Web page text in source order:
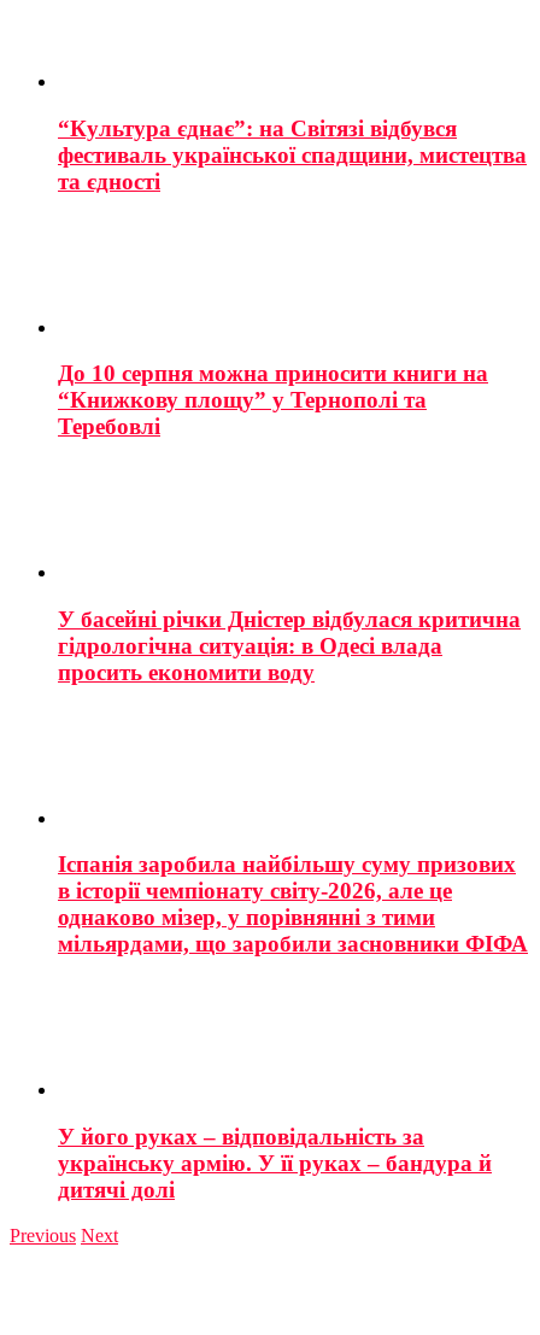
“Культура єднає”: на Світязі відбувся
фестиваль української спадщини, мистецтва
та єдності
До 10 серпня можна приносити книги на
“Книжкову площу” у Тернополі та
Теребовлі
У басейні річки Дністер відбулася критична
гідрологічна ситуація: в Одесі влада
просить економити воду
Іспанія заробила найбільшу суму призових
в історії чемпіонату світу-2026, але це
однаково мізер, у порівнянні з тими
мільярдами, що заробили засновники ФІФА
У його руках – відповідальність за
українську армію. У її руках – бандура й
дитячі долі
Previous Next